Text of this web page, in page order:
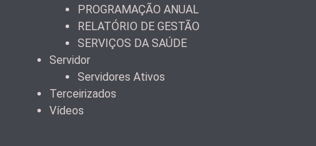
PROGRAMAÇÃO ANUAL
RELATÓRIO DE GESTÃO
SERVIÇOS DA SAÚDE
Servidor
Servidores Ativos
Terceirizados
Vídeos